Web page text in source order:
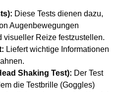
Diese Tests dienen dazu,
Augenbewegungen
visueller Reize festzustellen.
Liefert wichtige Informationen
Shaking Test): Der Test
die Testbrille (Goggles)